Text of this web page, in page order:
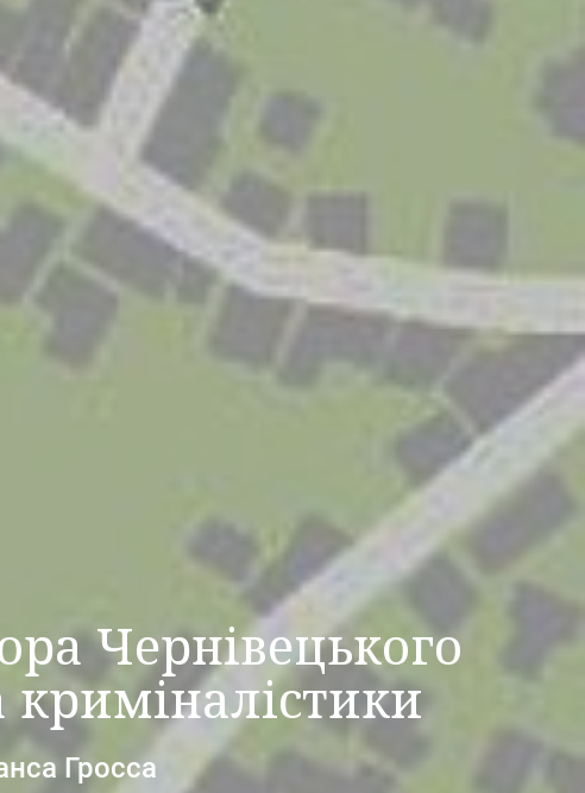
Чернівецького
криміналістики
Гросса